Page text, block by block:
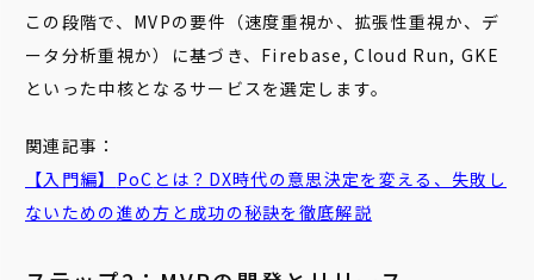
この段階で、MVPの要件（速度重視か、拡張性重視か、デ
ータ分析重視か）に基づき、Firebase, Cloud Run, GKE
といった中核となるサービスを選定します。
関連記事：
【入門編】 PoC とは？DX時代の意思決定を変える、失敗し
ないための進め方と成功の秘訣を徹底解説